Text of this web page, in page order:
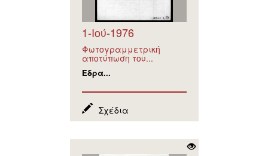
1-Ιού-1976
Φωτογραμμετρική
αποτύπωση του...
Έδρα...
Σχέδια